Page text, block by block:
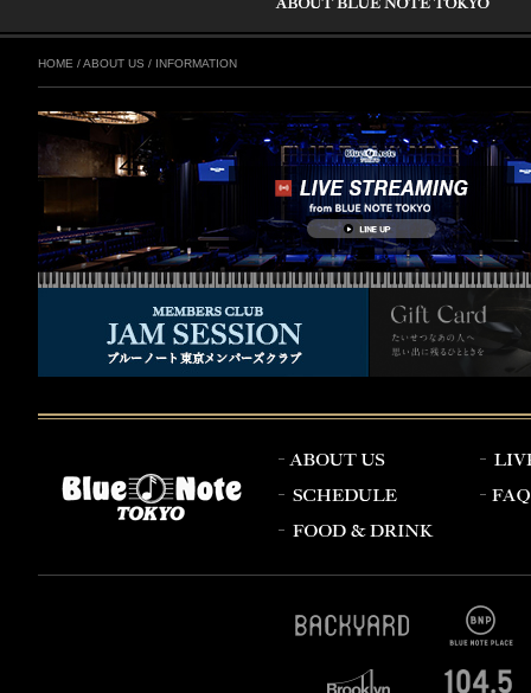
HOME /ABOUT US / INFORMATION